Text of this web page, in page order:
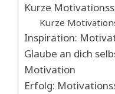
Kurze
Kurze
Inspiration:
Glaube an dich
Motivation
Erfolg: